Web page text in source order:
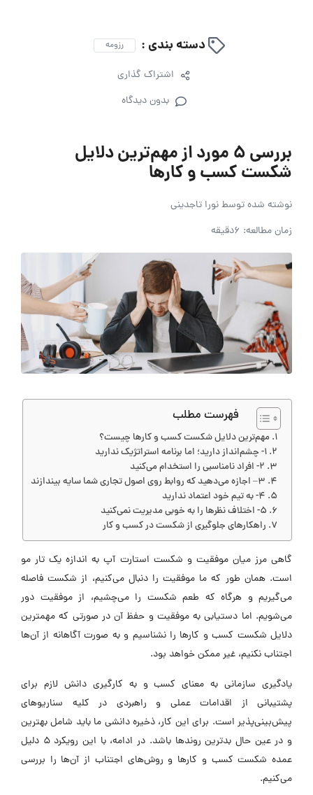
دسته بندی : رزومه
اشتراک گذاری
بدون دیدگاه
بررسی 5 مورد از مهم‌ترین دلایل
شکست کسب و کار‌ها
نوشته شده توسطنورا تاجدینی
زمان مطالعه: 6دقیقه
فهرست مطلب
مهم‌ترین دلایل شکست کسب و کار‌ها چیست؟
1- چشم‌انداز دارید؛ اما برنامه استراتژیک ندارید
2- افراد نامناسبی را استخدام می‌کنید
3– اجازه می‌دهید که روابط روی اصول تجاری شما سایه بیندازند
4- به تیم خود اعتماد ندارید
5- اختلاف نظر‌ها را به خوبی مدیریت نمی‌کنید
راهکار‌های جلوگیری از شکست در کسب و کار
گاهی مرز میان موفقیت و شکست استارت آپ به اندازه یک تار مو
است. همان طور که ما موفقیت را دنبال می‌کنیم، از شکست فاصله
می‌گیریم و هرگاه که طعم شکست را می‌چشیم، از موفقیت دور
می‌شویم. اما دستیابی به موفقیت و حفظ آن در صورتی که مهمترین
دلایل شکست کسب و کار‌ها را نشناسیم و به صورت آگاهانه از آن‌ها
اجتناب نکنیم، غیر ممکن خواهد بود.
یادگیری سازمانی به معنای کسب و به کارگیری دانش لازم برای
پشتیبانی از اقدامات عملی و راهبردی در کلیه سناریو‌های
پیش‌بینی‌پذیر است. برای این کار، ذخیره دانشی ما باید شامل بهترین
و در عین حال بدترین روند‌ها باشد. در ادامه، با این رویکرد 5 دلیل
عمده شکست کسب و کار‌ها و روش‌های اجتناب از آن‌ها را بررسی
می‌کنیم.